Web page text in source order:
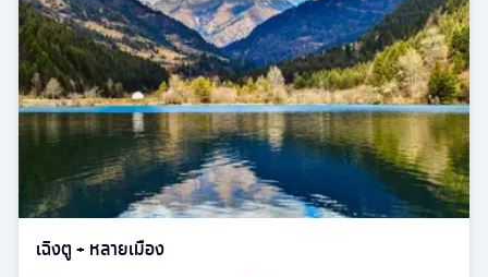
เฉิงตู + หลายเมือง